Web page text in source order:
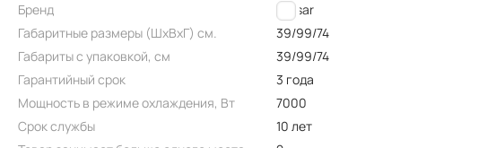
Бренд
Lessar
Габаритные размеры (ШxВxГ) см.
39/99/74
Габариты с упаковкой, см
39/99/74
Гарантийный срок
3 года
Мощность в режиме охлаждения, Вт
7000
Срок службы
10 лет